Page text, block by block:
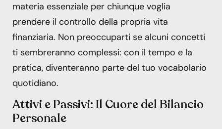
materia essenziale per chiunque voglia
prendere il controllo della propria vita
finanziaria. Non preoccuparti se alcuni concetti
ti sembreranno complessi: con il tempo e la
pratica, diventeranno parte del tuo vocabolario
quotidiano.
Attivi e Passivi: Il Cuore del Bilancio
Personale